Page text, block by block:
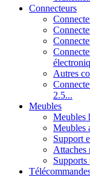
Connecteurs
Autres
2.5...
Meubles
Meubles
Meubles
Support
Attaches